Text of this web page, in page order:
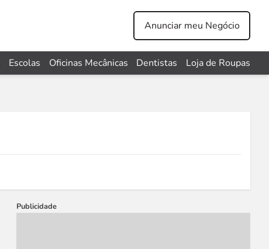
Anunciar meu Negócio
Escolas Oficinas Mecânicas Dentistas Loja de Roupas
Publicidade